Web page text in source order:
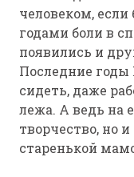
человеком,
годами боли в
появились и
Последние
сидеть, даже
лежа. А ведь на
творчество, но
старенькой